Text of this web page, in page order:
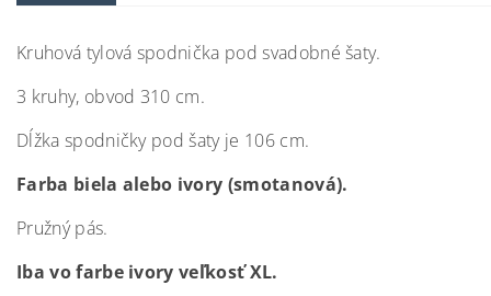
Kruhová tylová spodnička pod svadobné šaty.
3 kruhy, obvod 310 cm.
Dĺžka spodničky pod šaty je 106 cm.
Farba biela alebo ivory (smotanová).
Pružný pás.
Iba vo farbe ivory veľkosť XL.